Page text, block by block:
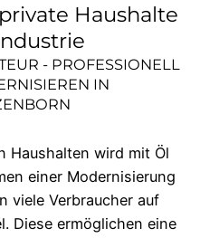
Haushalte
- PROFESSIONELL
IN
Haushalten wird mit Öl
einer Modernisierung
viele Verbraucher auf
Diese ermöglichen eine